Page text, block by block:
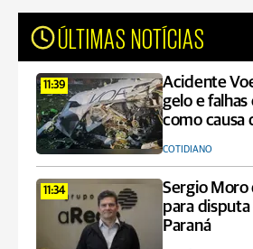
ÚLTIMAS NOTÍCIAS
11:39
Acidente
gelo e
como causa
COTIDIANO
11:34
Sergio
para
Paraná